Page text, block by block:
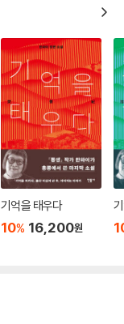
기억을 태우다
10% 16,200원